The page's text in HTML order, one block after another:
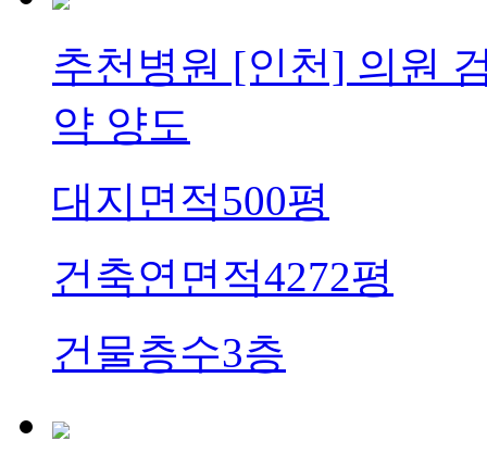
추천병원 [인천] 의원
약 양도
대지면적500평
건축연면적4272평
건물층수3층